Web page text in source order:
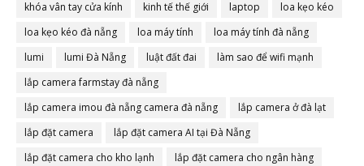
khóa vân tay cửa kính
kinh tế thế giới laptop
loa kẹo kéo
loa kẹo kéo đà nẵng
loa máy tính
loa máy tính đà nẵng
lumi
lumi Đà Nẵng luật đất đai
làm sao để wifi mạnh
lắp camera farmstay đà nẵng
lắp camera imou đà nẵng camera đà nẵng
lắp camera ở đà lạt
lắp đặt camera
lắp đặt camera AI tại Đà Nẵng
lắp đặt camera cho kho lạnh
lắp đặt camera cho ngân hàng